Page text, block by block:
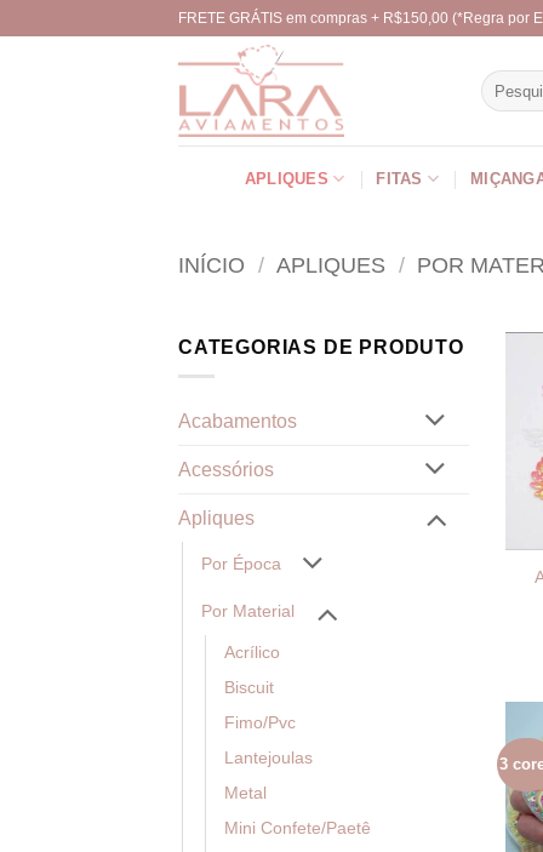
FRETE GRÁTIS em compras + R$150,00 (*Regra por
por:
APLIQUES FITAS
INÍCIO / APLIQUES / POR
CATEGORIAS DE PRODUTO
Acabamentos
Acessórios
Apliques
Por Época
Por Material
Acrílico
Biscuit
Fimo/Pvc
Lantejoulas
Metal
Mini Confete/Paetê
3